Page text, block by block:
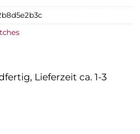
Lieferzeit ca. 1-3